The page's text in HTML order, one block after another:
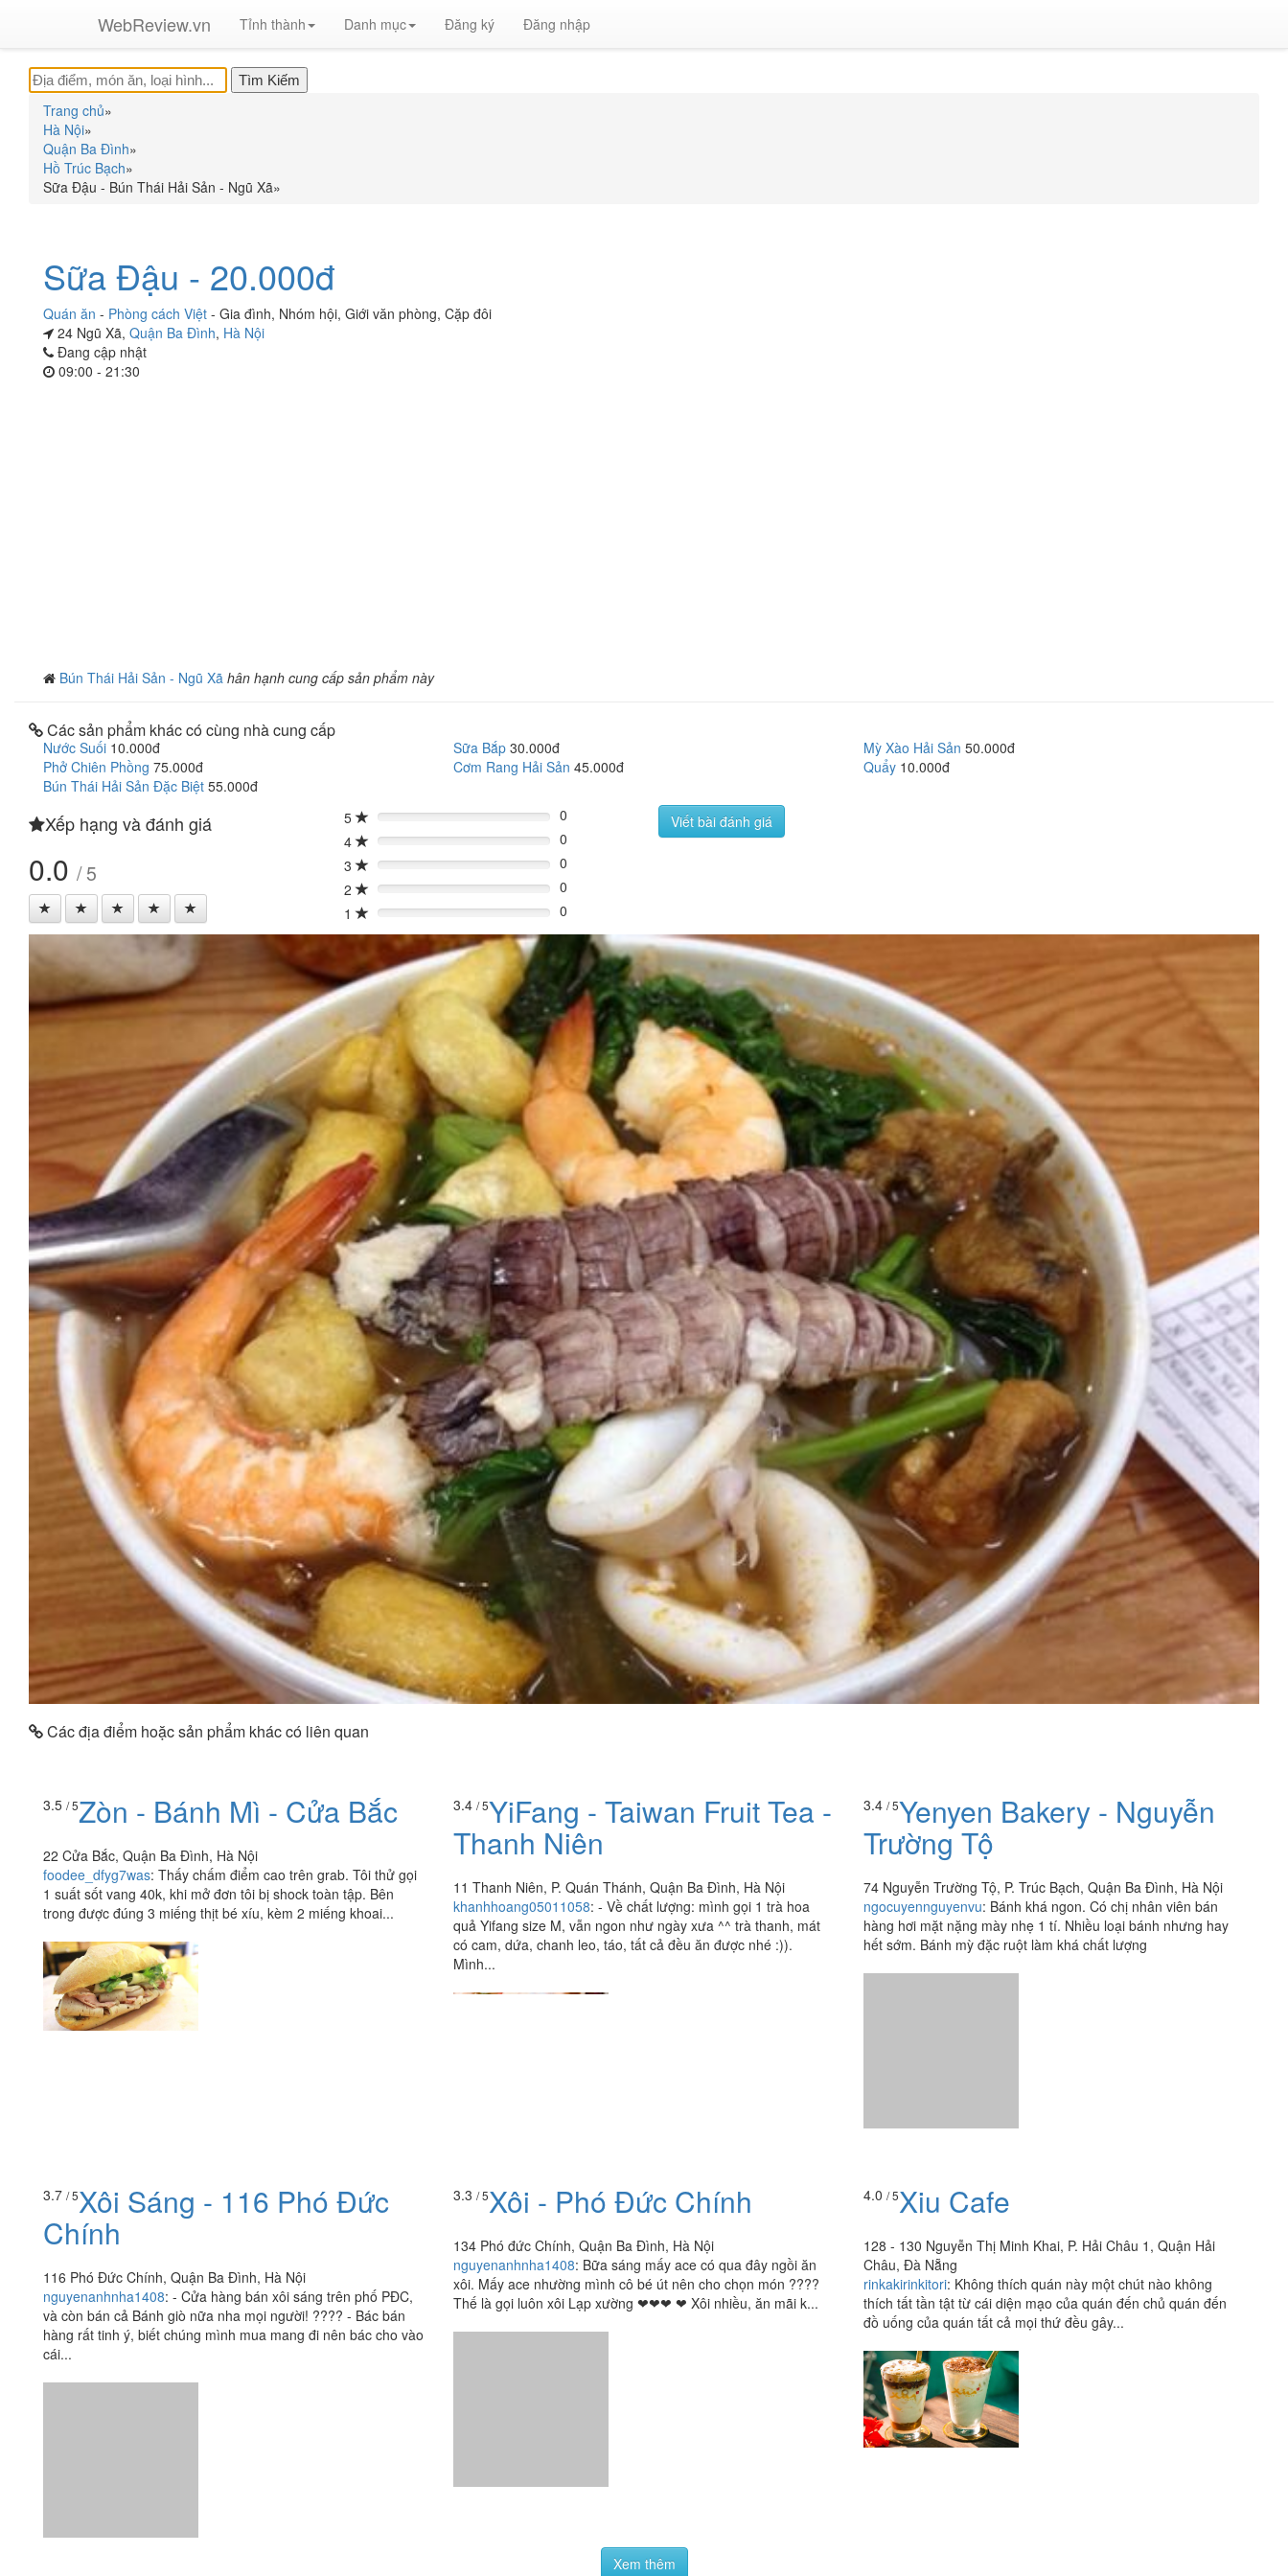
WebReview.vn Tỉnh thành Danh mục Đăng ký Đăng nhập
Trang chủ»
Hà Nội»
Quận Ba Đình»
Hồ Trúc Bạch»
Sữa Đậu - Bún Thái Hải Sản - Ngũ Xã»
Sữa Đậu - 20.000đ
Quán ăn - Phòng cách Việt - Gia đình, Nhóm hội, Giới văn phòng, Cặp đôi
24 Ngũ Xã, Quận Ba Đình, Hà Nội
Đang cập nhật
09:00 - 21:30
Bún Thái Hải Sản - Ngũ Xã hân hạnh cung cấp sản phẩm này
Các sản phẩm khác có cùng nhà cung cấp
Nước Suối 10.000đ Sữa Bắp 30.000đ Mỳ Xào Hải Sản 50.000đ
Phở Chiên Phồng 75.000đ Cơm Rang Hải Sản 45.000đ Quẩy 10.000đ
Bún Thái Hải Sản Đặc Biệt 55.000đ
Xếp hạng và đánh giá
0.0 / 5
5 0%
0
4
0%
0
3
0%
0
2
0%
0
1
0% 0
Viết bài đánh giá
Các địa điểm hoặc sản phẩm khác có liên quan
3.5 / 5Zòn - Bánh Mì - Cửa Bắc
22 Cửa Bắc, Quận Ba Đình, Hà Nội
foodee_dfyg7was: Thấy chấm điểm cao trên grab. Tôi thử gọi
1 suất sốt vang 40k, khi mở đơn tôi bị shock toàn tập. Bên
trong được đúng 3 miếng thịt bé xíu, kèm 2 miếng khoai...
3.4 / 5YiFang - Taiwan Fruit Tea -
Thanh Niên
11 Thanh Niên, P. Quán Thánh, Quận Ba Đình, Hà Nội
khanhhoang05011058: - Về chất lượng: mình gọi 1 trà hoa
quả Yifang size M, vẫn ngon như ngày xưa ^^ trà thanh, mát
có cam, dứa, chanh leo, táo, tất cả đều ăn được nhé :)).
Mình...
3.4 / 5Yenyen Bakery - Nguyễn
Trường Tộ
74 Nguyễn Trường Tộ, P. Trúc Bạch, Quận Ba Đình, Hà Nội
ngocuyennguyenvu: Bánh khá ngon. Có chị nhân viên bán
hàng hơi mặt nặng mày nhẹ 1 tí. Nhiều loại bánh nhưng hay
hết sớm. Bánh mỳ đặc ruột làm khá chất lượng
Chính
116 Phó Đức Chính, Quận Ba Đình, Hà Nội
và còn bán cả Bánh giò nữa nha mọi người! ???? - Bác bán
hàng rất tinh ý, biết chúng mình mua mang đi nên bác cho vào
cái...
134 Phó đức Chính, Quận Ba Đình, Hà Nội
xôi. Mấy ace nhường mình cô bé út nên cho chọn món ????
Thế là gọi luôn xôi Lạp xường ❤❤❤ ❤ Xôi nhiều, ăn mãi k...
128 - 130 Nguyễn Thị Minh Khai, P. Hải Châu 1, Quận Hải
rinkakirinkitori:Không thích quán này một chút nào không
thích tất tần tật từ cái diện mạo của quán đến chủ quán đến
đồ uống của quán tất cả mọi thứ đều gây...
Du lịch-